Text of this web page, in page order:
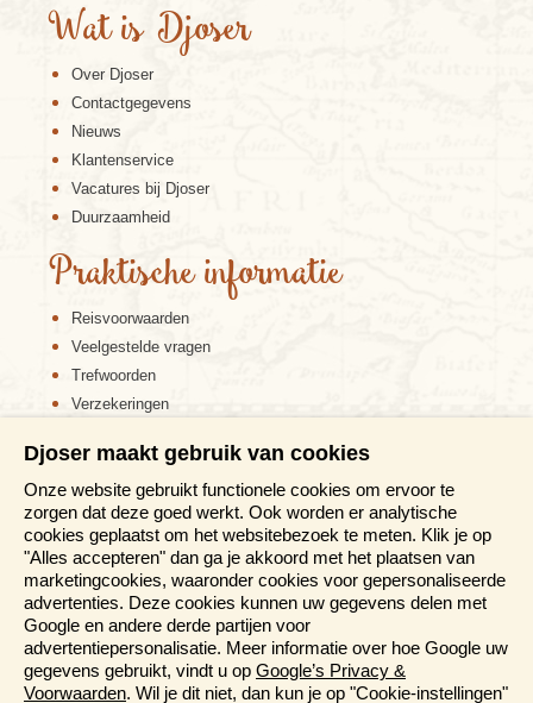
Wat is Djoser
Over Djoser
Contactgegevens
Nieuws
Klantenservice
Vacatures bij Djoser
Duurzaamheid
Praktische informatie
Reisvoorwaarden
Veelgestelde vragen
Trefwoorden
Verzekeringen
Disclaimer
Cookiebeleid
Privacy verklaring
Reis en boek met Djoser zekerheid
Meer weten?
Brochure aanvragen
Presentaties en Informatiedagen
Djoser maakt gebruik van cookies
Onze website gebruikt functionele cookies om ervoor te
zorgen dat deze goed werkt. Ook worden er analytische
cookies geplaatst om het websitebezoek te meten. Klik je op
"Alles accepteren" dan ga je akkoord met het plaatsen van
marketingcookies, waaronder cookies voor gepersonaliseerde
advertenties. Deze cookies kunnen uw gegevens delen met
Google en andere derde partijen voor
advertentiepersonalisatie. Meer informatie over hoe Google uw
gegevens gebruikt, vindt u op Google’s Privacy &
Voorwaarden. Wil je dit niet, dan kun je op "Cookie-instellingen"